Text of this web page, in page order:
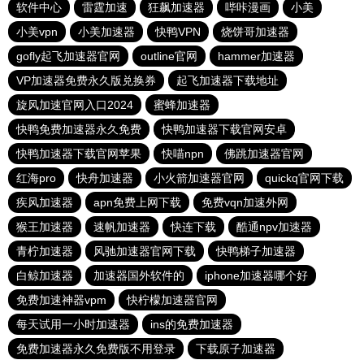
软件中心
雷霆加速 狂飙加速器 哔咔漫画
小美
小美vpn
小美加速器 快鸭VPN
烧饼哥加速器
gofly起飞加速器官网
outline官网
hammer加速器
VP加速器免费永久版兑换券
起飞加速器下载地址
旋风加速官网入口2024
蜜蜂加速器
快鸭免费加速器永久免费
快鸭加速器下载官网安卓
快鸭加速器下载官网苹果
快喵npn
佛跳加速器官网
红海pro
快舟加速器 小火箭加速器官网
quickq官网下载
疾风加速器
apn免费上网下载
免费vqn加速外网
猴王加速器
速帆加速器 快连下载
酷通npv加速器
青柠加速器
风驰加速器官网下载
快鸭梯子加速器
白鲸加速器
加速器国外软件的
iphone加速器哪个好
免费加速神器vpm
快柠檬加速器官网
每天试用一小时加速器
ins的免费加速器
免费加速器永久免费版不用登录
下载原子加速器